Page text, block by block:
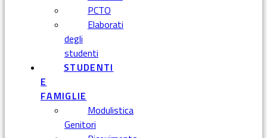
PCTO
Elaborati
degli
studenti
STUDENTI
E
FAMIGLIE
Modulistica
Genitori